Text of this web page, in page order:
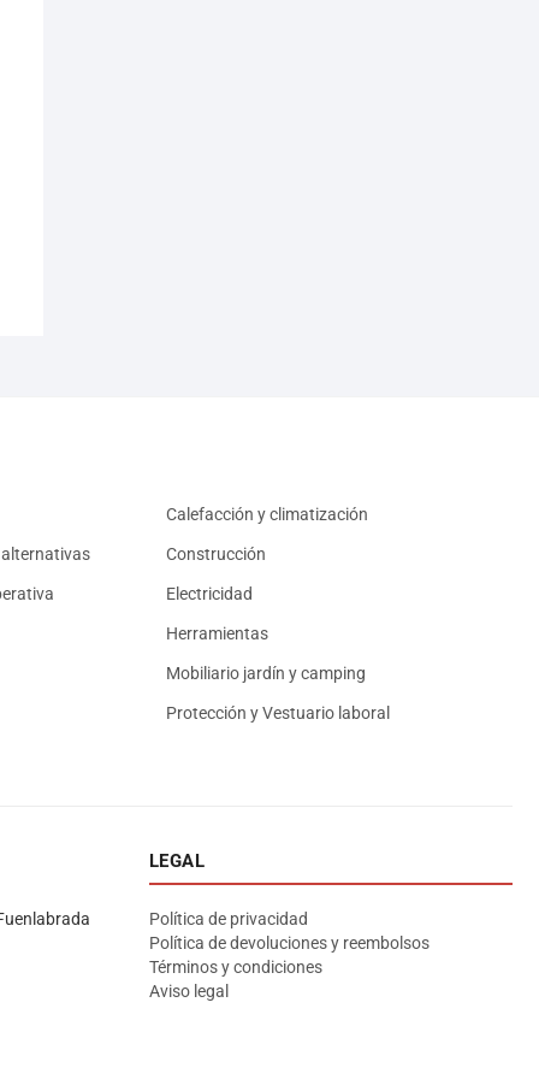
Calefacción y climatización
alternativas Construcción
Electricidad
Herramientas
Mobiliario jardín y camping
Protección y Vestuario laboral
LEGAL
Política de privacidad
Política de devoluciones y reembolsos
Términos y condiciones
Aviso legal
Asesor El Arroyo
En línea · responde en segundos
WhatsApp